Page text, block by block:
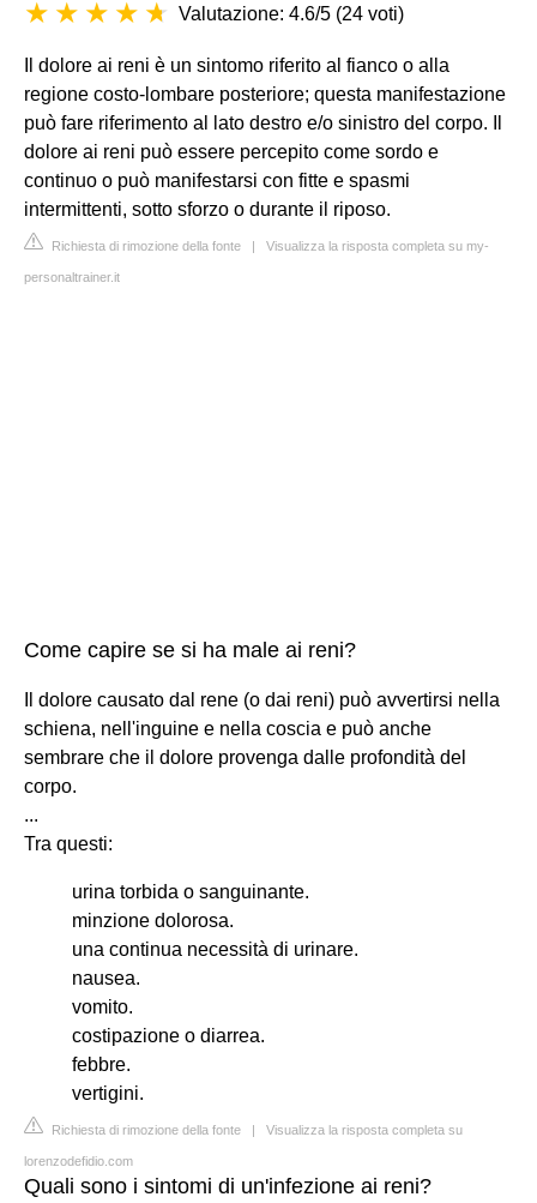
Valutazione: 4.6/5 (24 voti)
Il dolore ai reni è un sintomo riferito al fianco o alla
regione costo-lombare posteriore; questa manifestazione
può fare riferimento al lato destro e/o sinistro del corpo. Il
dolore ai reni può essere percepito come sordo e
continuo o può manifestarsi con fitte e spasmi
intermittenti, sotto sforzo o durante il riposo.
Richiesta di rimozione della fonte | Visualizza la risposta completa su my-
personaltrainer.it
Come capire se si ha male ai reni?
Il dolore causato dal rene (o dai reni) può avvertirsi nella
schiena, nell'inguine e nella coscia e può anche
sembrare che il dolore provenga dalle profondità del
corpo.
...
Tra questi:
urina torbida o sanguinante.
minzione dolorosa.
una continua necessità di urinare.
nausea.
vomito.
costipazione o diarrea.
febbre.
vertigini.
Richiesta di rimozione della fonte | Visualizza la risposta completa su
lorenzodefidio.com
Quali sono i sintomi di un'infezione ai reni?